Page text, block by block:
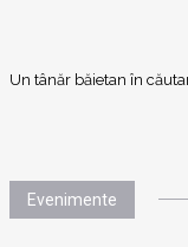
Un tânăr băietan în
Evenimente